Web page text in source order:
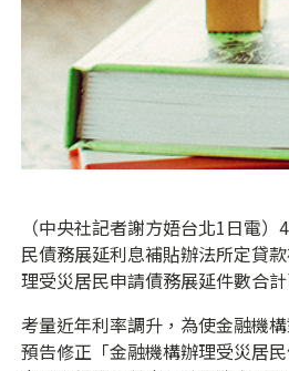
（中央社記者謝方娪台北1日電
民債務展延利息補貼辦法所定貸
理受災居民申請債務展延件數合
考量近年利率調升，為使金融機
預告修正「金融機構辦理受災居